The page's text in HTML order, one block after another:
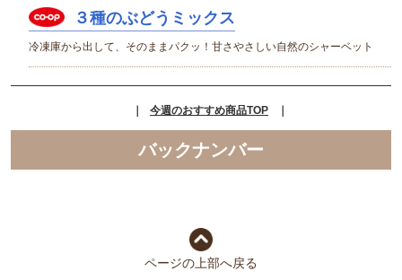
３種のぶどうミックス
冷凍庫から出して、そのままパクッ！甘さやさしい自然のシャーベット
今週のおすすめ商品TOP
バックナンバー
ページの上部へ戻る